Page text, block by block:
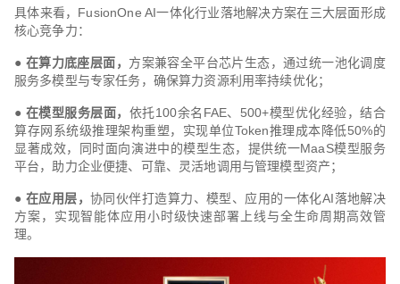
具体来看，FusionOne AI一体化行业落地解决方案在三大层面形成
核心竞争力：
● 在算力底座层面， 方案兼容全平台芯片生态，通过统一池化调度
服务多模型与专家任务，确保算力资源利用率持续优化；
● 在模型服务层面， 依托100余名FAE、500+模型优化经验，结合
算存网系统级推理架构重塑，实现单位Token推理成本降低50%的
显著成效，同时面向演进中的模型生态，提供统一MaaS模型服务
平台，助力企业便捷、可靠、灵活地调用与管理模型资产；
● 在应用层，协同伙伴打造算力、模型、应用的一体化AI落地解决
方案，实现智能体应用小时级快速部署上线与全生命周期高效管
理。